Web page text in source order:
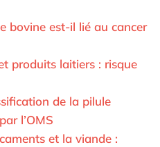
bovine est-il lié au cancer
produits laitiers : risque
de la pilule
l’OMS
et la viande :